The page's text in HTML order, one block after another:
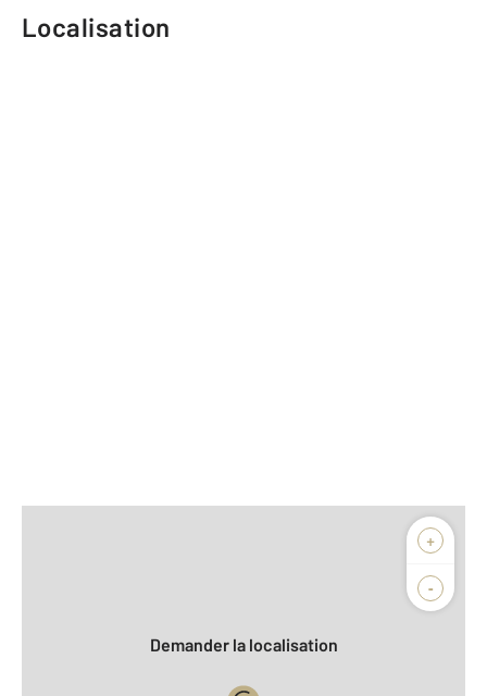
Localisation
+
-
Biens vendus
Demander la localisation